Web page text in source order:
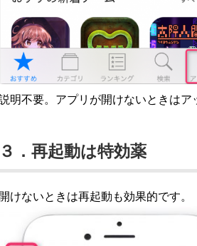
明不要。アプリが開けないときはア
３．再起動は特効薬
開けないときは再起動も効果的です。